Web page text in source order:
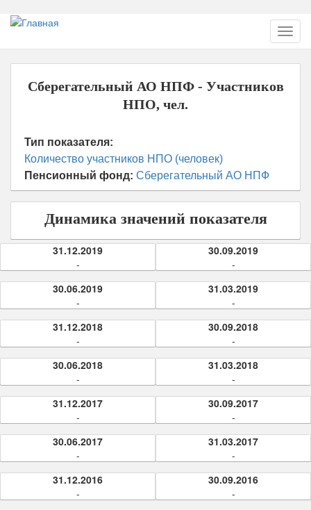
Перейти
основному
содержанию
Сберегательный АО НПФ - Участников
НПО, чел.
Тип показателя:
Количество участников НПО (человек)
Пенсионный фонд: Сберегательный АО НПФ
Динамика значений показателя
31.12.2019
-
30.09.2019
-
30.06.2019
-
31.03.2019
-
31.12.2018
-
30.09.2018
-
30.06.2018
-
31.03.2018
-
31.12.2017
-
30.09.2017
-
30.06.2017
-
31.03.2017
-
31.12.2016
-
30.09.2016
-